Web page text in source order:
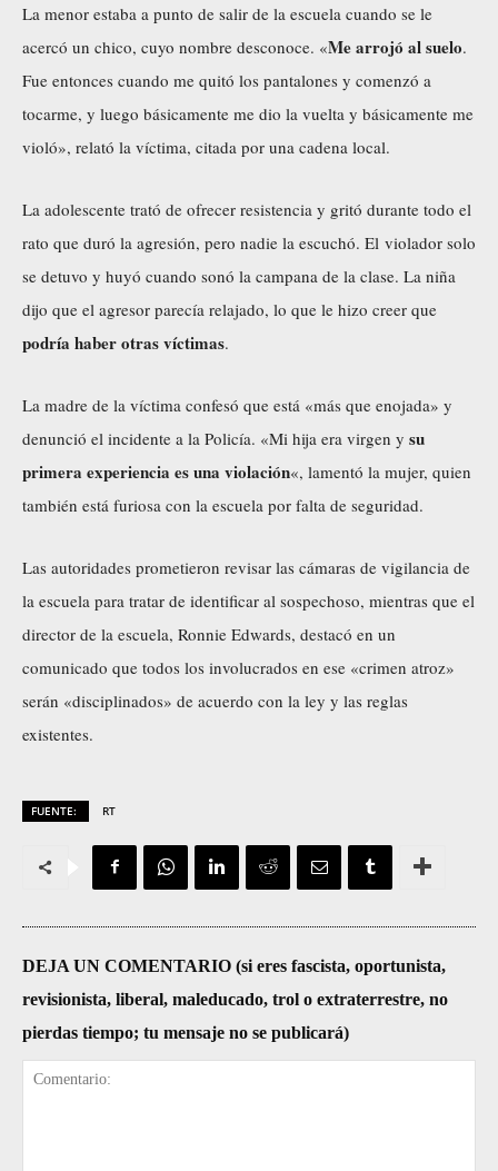
La menor estaba a punto de salir de la escuela cuando se le
acercó un chico, cuyo nombre desconoce. «Me arrojó al suelo.
Fue entonces cuando me quitó los pantalones y comenzó a
tocarme, y luego básicamente me dio la vuelta y básicamente me
violó», relató la víctima, citada por una cadena local.
La adolescente trató de ofrecer resistencia y gritó durante todo el
rato que duró la agresión, pero nadie la escuchó. El violador solo
se detuvo y huyó cuando sonó la campana de la clase. La niña
dijo que el agresor parecía relajado, lo que le hizo creer que
podría haber otras víctimas.
La madre de la víctima confesó que está «más que enojada» y
denunció el incidente a la Policía. «Mi hija era virgen y su
primera experiencia es una violación«, lamentó la mujer, quien
también está furiosa con la escuela por falta de seguridad.
Las autoridades prometieron revisar las cámaras de vigilancia de
la escuela para tratar de identificar al sospechoso, mientras que el
director de la escuela, Ronnie Edwards, destacó en un
comunicado que todos los involucrados en ese «crimen atroz»
serán «disciplinados» de acuerdo con la ley y las reglas
existentes.
FUENTE: RT
DEJA UN COMENTARIO (si eres fascista, oportunista,
revisionista, liberal, maleducado, trol o extraterrestre, no
pierdas tiempo; tu mensaje no se publicará)